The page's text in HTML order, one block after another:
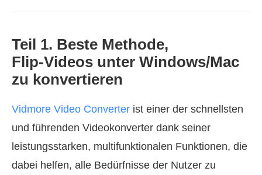
Teil 1. Beste Methode,
Flip‑Videos unter Windows/Mac
zu konvertieren
Vidmore Video Converter ist einer der schnellsten
und führenden Videokonverter dank seiner
leistungsstarken, multifunktionalen Funktionen, die
dabei helfen, alle Bedürfnisse der Nutzer zu